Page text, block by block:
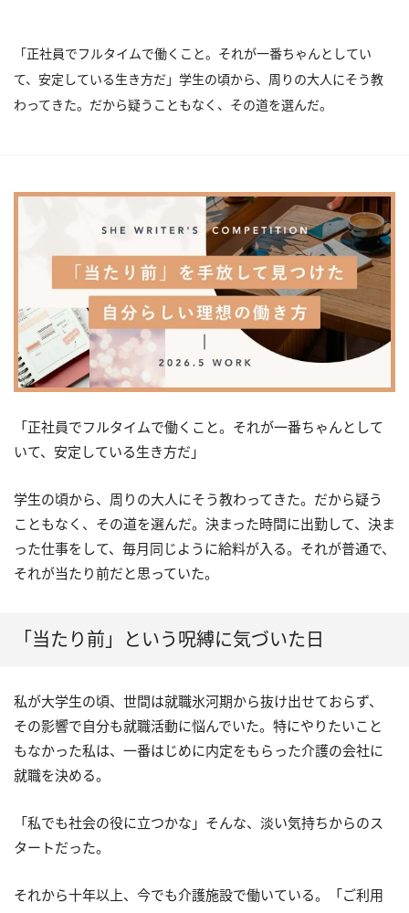
「正社員でフルタイムで働くこと。それが一番ちゃんとしてい
て、安定している生き方だ」学生の頃から、周りの大人にそう教
わってきた。だから疑うこともなく、その道を選んだ。
「正社員でフルタイムで働くこと。それが一番ちゃんとして
いて、安定している生き方だ」
学生の頃から、周りの大人にそう教わってきた。だから疑う
こともなく、その道を選んだ。決まった時間に出勤して、決ま
った仕事をして、毎月同じように給料が入る。それが普通で、
それが当たり前だと思っていた。
「当たり前」という呪縛に気づいた日
私が大学生の頃、世間は就職氷河期から抜け出せておらず、
その影響で自分も就職活動に悩んでいた。特にやりたいこと
もなかった私は、一番はじめに内定をもらった介護の会社に
就職を決める。
「私でも社会の役に立つかな」そんな、淡い気持ちからのス
タートだった。
それから十年以上、今でも介護施設で働いている。「ご利用